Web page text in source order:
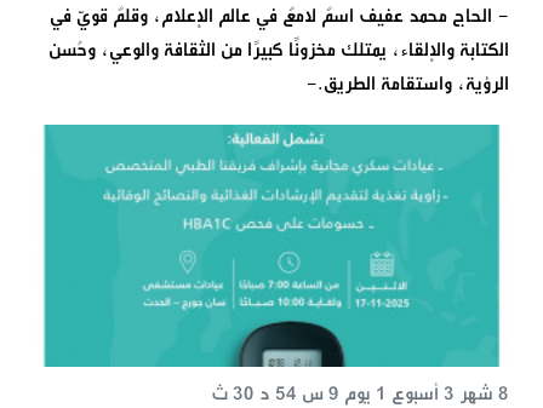
- الحاج محمد عفيف اسمٌ لامعٌ في عالم الإعلام، وقلمٌ قويّ في
الكتابة والإلقاء، يمتلك مخزونًا كبيرًا من الثقافة والوعي، وحُسن
الرؤية، واستقامة الطريق.-
8 شهر 3 أسبوع 1 يوم 9 س 54 د 30 ث